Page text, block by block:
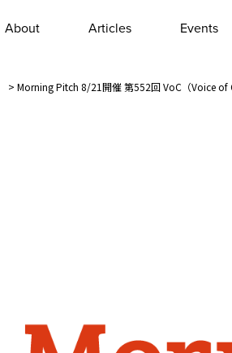
About Articles Events
> Morning Pitch 8/21開催 第552回 VoC（Voice